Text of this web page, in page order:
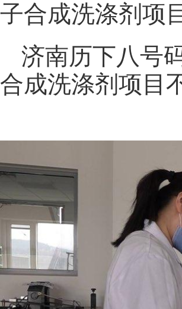
子合成洗涤剂项
济南历下八号
合成洗涤剂项目